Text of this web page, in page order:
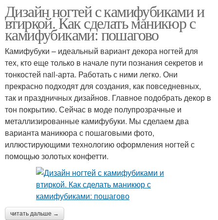
Дизайн ногтей с камифубиками и
втиркой. Как сделать маникюр с
камифубиками: пошагово
Камифубуки – идеальный вариант декора ногтей для
тех, кто еще только в начале пути познания секретов и
тонкостей nail-арта. Работать с ними легко. Они
прекрасно подходят для создания, как повседневных,
так и праздничных дизайнов. Главное подобрать декор в
тон покрытию. Сейчас в моде полупрозрачные и
металлизированные камифубуки. Мы сделаем два
варианта маникюра с пошаговыми фото,
иллюстирующими технологию оформления ногтей с
помощью золотых конфетти.
читать дальше →